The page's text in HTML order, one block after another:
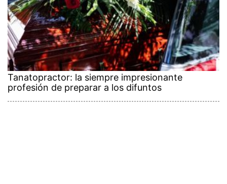
Tanatopractor: la siempre impresionante
profesión de preparar a los difuntos